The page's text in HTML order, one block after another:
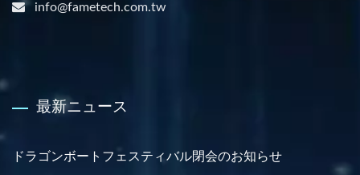
info@fametech.com.tw
最新ニュース
ドラゴンボートフェスティバル閉会のお知らせ